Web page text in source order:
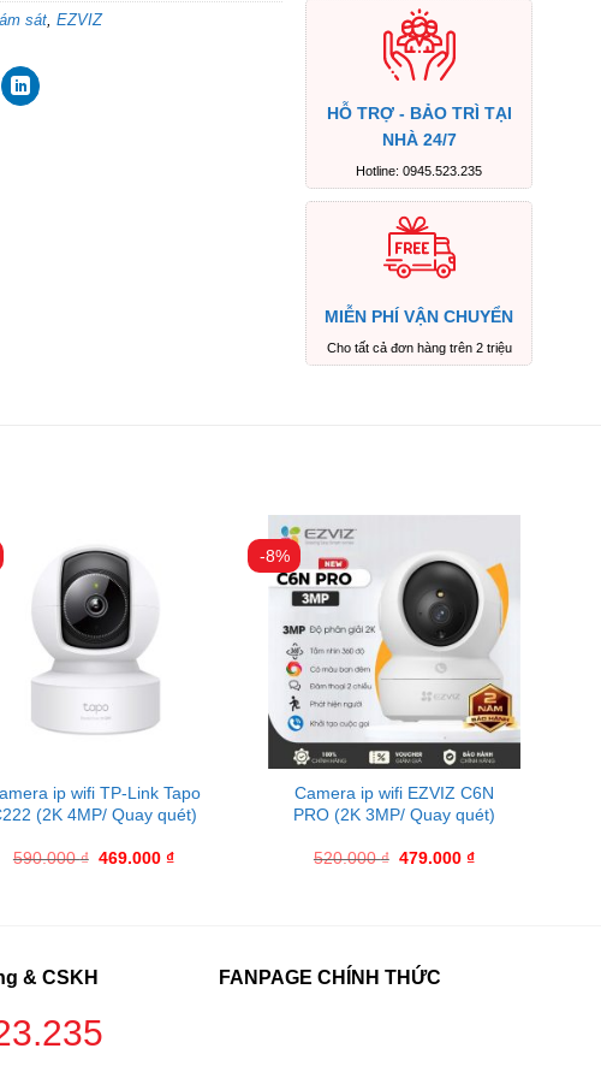
sát, EZVIZ
HỖ TRỢ - BẢO TRÌ TẠI
NHÀ 24/7
Hotline: 0945.523.235
MIỄN PHÍ VẬN CHUYỂN
Cho tất cả đơn hàng trên 2 triệu
ip wifi TP-Link Tapo
(2K 4MP/ Quay quét)
590.000₫ 469.000₫
-8%
Camera ip wifi EZVIZ C6N
PRO (2K 3MP/ Quay quét)
520.000₫ 479.000₫
& CSKH FANPAGE CHÍNH THỨC